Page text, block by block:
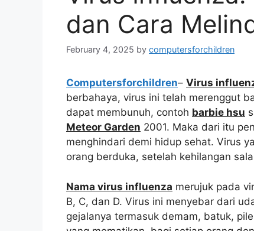
dan Cara
February 4, 2025 by computersforchildren
Computersforchildren– Virus
berbahaya, virus ini telah merenggut
dapat membunuh, contoh barbie hsu
Meteor Garden 2001. Maka dari itu
menghindari demi hidup sehat. Virus
orang berduka, setelah kehilangan
Nama virus influenza merujuk pada
B, C, dan D. Virus ini menyebar dari
gejalanya termasuk demam, batuk,